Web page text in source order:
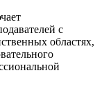
с
областях,